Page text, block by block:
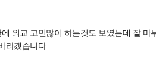
외교 고민많이 하는것도 보였는데 잘 마
라겠습니다